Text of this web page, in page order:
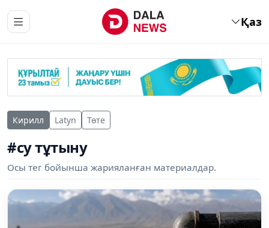
Қаз
Кирилл Latyn Төте
#су тұтыну
Осы тег бойынша жарияланған материалдар.